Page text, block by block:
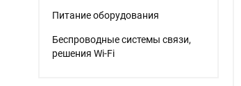
Питание оборудования
Беспроводные системы связи,
решения Wi-Fi